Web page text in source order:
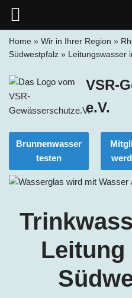
Inhalt
Home » Wir in Ihrer Region »
Südwestpfalz » Leitungswasser
VSR-
e.V.
Brunnenwasser
testen